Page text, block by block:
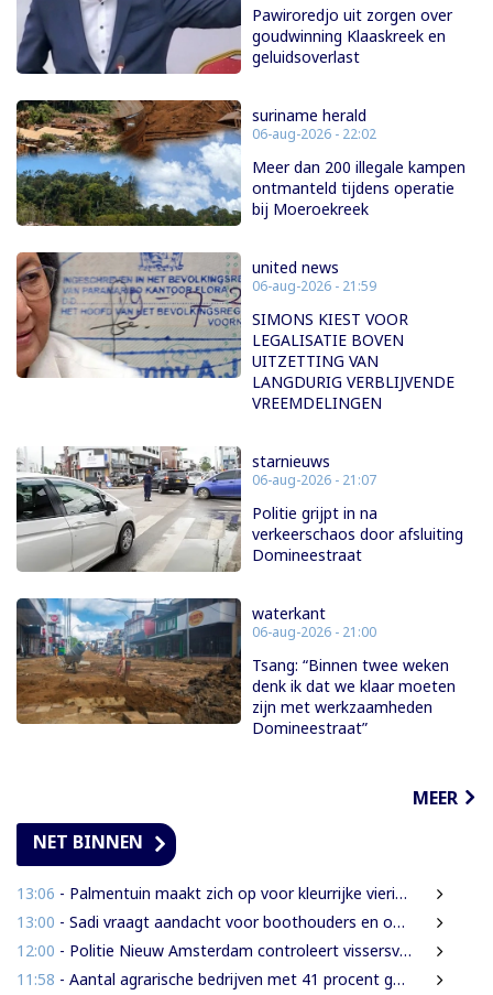
Pawiroredjo uit zorgen over
goudwinning Klaaskreek en
geluidsoverlast
suriname herald
06-aug-2026 - 22:02
Meer dan 200 illegale kampen
ontmanteld tijdens operatie
bij Moeroekreek
united news
06-aug-2026 - 21:59
SIMONS KIEST VOOR
LEGALISATIE BOVEN
UITZETTING VAN
LANGDURIG VERBLIJVENDE
VREEMDELINGEN
starnieuws
06-aug-2026 - 21:07
Politie grijpt in na
verkeerschaos door afsluiting
Domineestraat
waterkant
06-aug-2026 - 21:00
Tsang: “Binnen twee weken
denk ik dat we klaar moeten
zijn met werkzaamheden
Domineestraat”
MEER
NET BINNEN
13:06 - Palmentuin maakt zich op voor kleurrijke viering Dag der Inheemsen
13:00 - Sadi vraagt aandacht voor boothouders en overbelasting Wijdenboschbrug
12:00 - Politie Nieuw Amsterdam controleert vissersvaartuigen op de rivier
11:58 - Aantal agrarische bedrijven met 41 procent gegroeid